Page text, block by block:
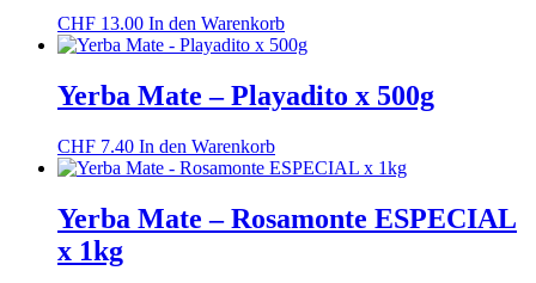
CHF 13.00 In den Warenkorb
Yerba Mate – Playadito x 500g
CHF 7.40 In den Warenkorb
Yerba Mate – Rosamonte ESPECIAL
x 1kg